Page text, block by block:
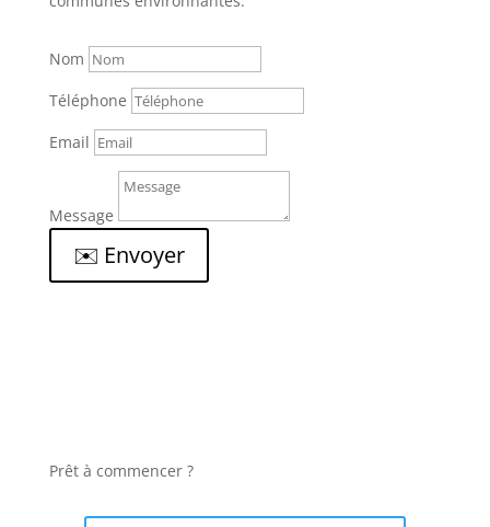
Nom
Téléphone
Email
Message
✉️ Envoyer
Prêt à commencer ?